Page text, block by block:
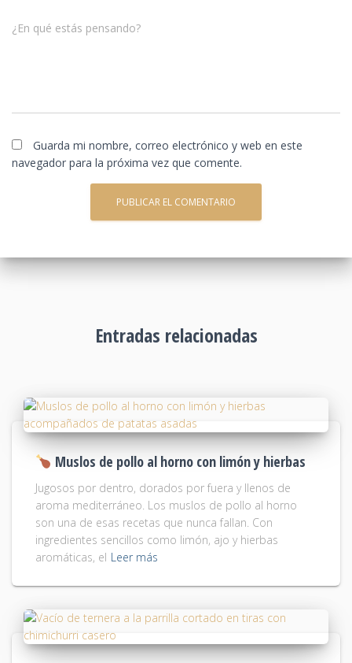
¿En qué estás pensando?
Guarda mi nombre, correo electrónico y web en este
navegador para la próxima vez que comente.
Entradas relacionadas
Muslos de pollo al horno con limón y hierbas
Jugosos por dentro, dorados por fuera y llenos de
aroma mediterráneo. Los muslos de pollo al horno
son una de esas recetas que nunca fallan. Con
ingredientes sencillos como limón, ajo y hierbas
aromáticas, el Leer más